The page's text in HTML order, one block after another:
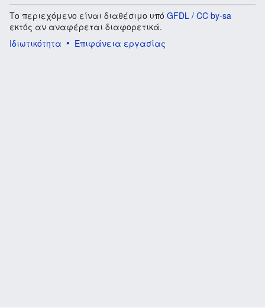
Το περιεχόμενο είναι διαθέσιμο υπό GFDL / CC by-sa
εκτός αν αναφέρεται διαφορετικά.
Ιδιωτικότητα
Επιφάνεια εργασίας